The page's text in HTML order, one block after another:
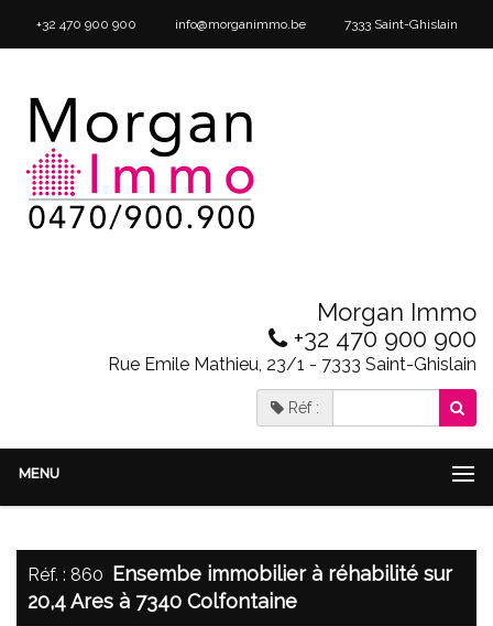
+32 470 900 900 info@morganimmo.be 7333 Saint-Ghislain
Morgan Immo
+32 470 900 900
Rue Emile Mathieu, 23/1 - 7333 Saint-Ghislain
Réf :
MENU
Réf. : 860 Ensembe immobilier à réhabilité sur
20,4 Ares à 7340 Colfontaine